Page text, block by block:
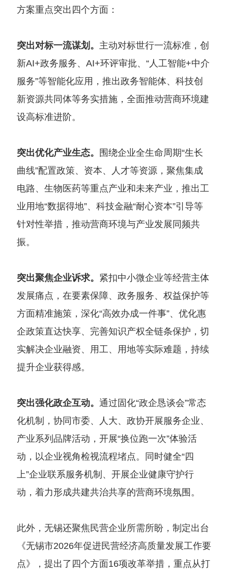
方案重点突出四个方面：
突出对标一流谋划。 主动对标世行一流标准，创
新AI+政务服务、AI+环评审批、“人工智能+中介
服务”等智能化应用，推出政务智能体、科技创
新资源共同体等务实措施，全面推动营商环境建
设高标准进阶。
突出优化产业生态。
围绕企业全生命周期“生长
曲线”配置政策、资本、人才等资源，聚焦集成
电路、生物医药等重点产业和未来产业，推出工
业用地“数据得地”、科技金融“耐心资本”引导等
针对性举措，推动营商环境与产业发展同频共
振。
突出聚焦企业诉求。 紧扣中小微企业等经营主体
发展痛点，在要素保障、政务服务、权益保护等
方面精准施策，深化“高效办成一件事”、优化惠
企政策直达快享、完善知识产权全链条保护，切
实解决企业融资、用工、用地等实际难题，持续
提升企业获得感。
突出强化政企互动。 通过固化“政企恳谈会”常态
化机制，协同市委、人大、政协开展服务企业、
产业系列品牌活动，开展“换位跑一次”体验活
动，以企业视角检视流程堵点。同时健全“四
上”企业联系服务机制、开展企业健康守护行
动，着力形成共建共治共享的营商环境氛围。
此外，无锡还聚焦民营企业所需所盼，制定出台
《无锡市2026年促进民营经济高质量发展工作要
点》，提出了四个方面16项改革举措，重点从打